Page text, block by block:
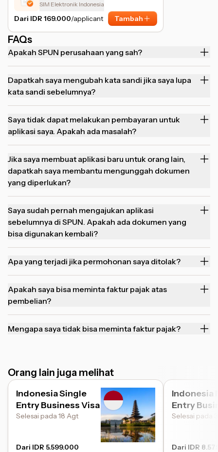
SIM Elektronik Indonesia
Dari IDR 169.000/applicant Tambah
FAQs
Apakah SPUN perusahaan yang sah?
Dapatkah saya mengubah kata sandi jika saya lupa
kata sandi sebelumnya?
Saya tidak dapat melakukan pembayaran untuk
aplikasi saya. Apakah ada masalah?
Jika saya membuat aplikasi baru untuk orang lain,
dapatkah saya membantu mengunggah dokumen
yang diperlukan?
Saya sudah pernah mengajukan aplikasi
sebelumnya di SPUN. Apakah ada dokumen yang
bisa digunakan kembali?
Apa yang terjadi jika permohonan saya ditolak?
Apakah saya bisa meminta faktur pajak atas
pembelian?
Mengapa saya tidak bisa meminta faktur pajak?
Orang lain juga melihat
Indonesia Single
Entry Business Visa
Selesai pada 18 Agt
Dari IDR 5.599.000
Indonesia
Entry
Selesai pada
Dari IDR